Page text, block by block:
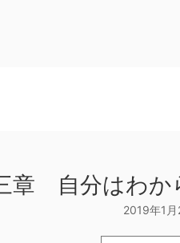
章 自分はわか
2019年1月